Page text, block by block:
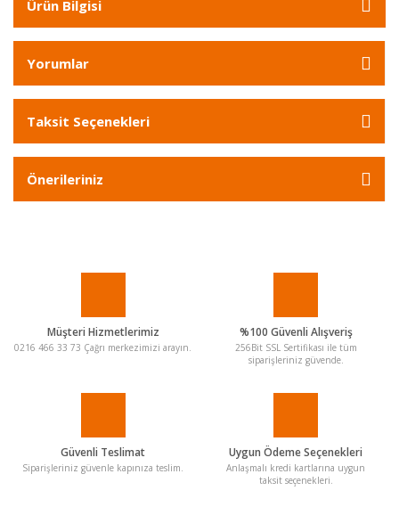
Ürün Bilgisi
Yorumlar
Taksit Seçenekleri
Önerileriniz
Müşteri Hizmetlerimiz
0216 466 33 73 Çağrı merkezimizi arayın.
%100 Güvenli Alışveriş
256Bit SSL Sertifikası ile tüm
siparişleriniz güvende.
Güvenli Teslimat
Siparişleriniz güvenle kapınıza teslim.
Uygun Ödeme Seçenekleri
Anlaşmalı kredi kartlarına uygun
taksit seçenekleri.